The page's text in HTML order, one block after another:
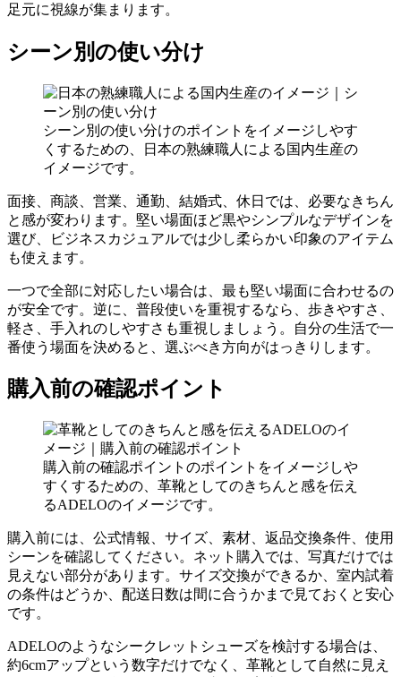
足元に視線が集まります。
シーン別の使い分け
シーン別の使い分けのポイントをイメージしやす
くするための、日本の熟練職人による国内生産の
イメージです。
面接、商談、営業、通勤、結婚式、休日では、必要なきちん
と感が変わります。堅い場面ほど黒やシンプルなデザインを
選び、ビジネスカジュアルでは少し柔らかい印象のアイテム
も使えます。
一つで全部に対応したい場合は、最も堅い場面に合わせるの
が安全です。逆に、普段使いを重視するなら、歩きやすさ、
軽さ、手入れのしやすさも重視しましょう。自分の生活で一
番使う場面を決めると、選ぶべき方向がはっきりします。
購入前の確認ポイント
購入前の確認ポイントのポイントをイメージしや
すくするための、革靴としてのきちんと感を伝え
るADELOのイメージです。
購入前には、公式情報、サイズ、素材、返品交換条件、使用
シーンを確認してください。ネット購入では、写真だけでは
見えない部分があります。サイズ交換ができるか、室内試着
の条件はどうか、配送日数は間に合うかまで見ておくと安心
です。
ADELOのようなシークレットシューズを検討する場合は、
約6cmアップという数字だけでなく、革靴として自然に見え